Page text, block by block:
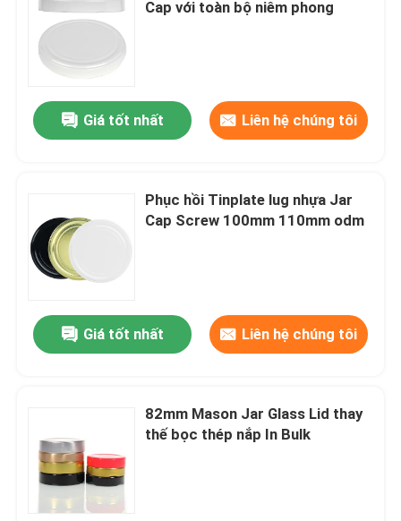
Cap với toàn bộ niêm phong
Giá tốt nhất Liên hệ chúng tôi
Phục hồi Tinplate lug nhựa Jar
Cap Screw 100mm 110mm odm
Giá tốt nhất Liên hệ chúng tôi
82mm Mason Jar Glass Lid thay
thế bọc thép nắp In Bulk